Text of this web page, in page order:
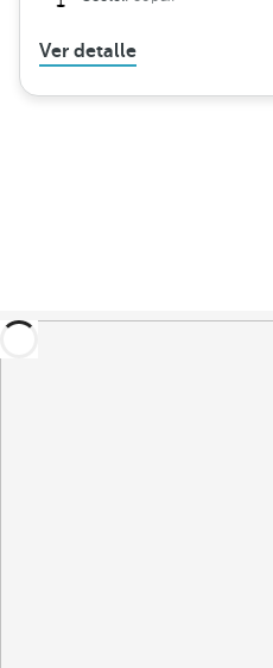
Ver detalle